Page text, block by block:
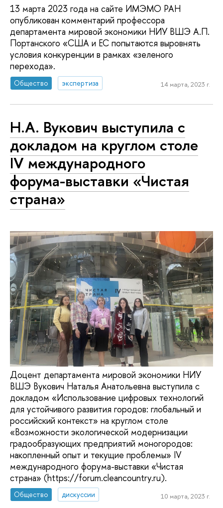
13 марта 2023 года на сайте ИМЭМО РАН
опубликован комментарий профессора
департамента мировой экономики НИУ ВШЭ А.П.
Портанского «США и ЕС попытаются выровнять
условия конкуренции в рамках «зеленого
перехода».
Общество экспертиза 14 марта, 2023 г.
Н.А. Вукович выступила с
докладом на круглом столе
IV международного
форума-выставки «Чистая
страна»
Доцент департамента мировой экономики НИУ
ВШЭ Вукович Наталья Анатольевна выступила с
докладом «Использование цифровых технологий
для устойчивого развития городов: глобальный и
российский контекст» на круглом столе
«Возможности экологической модернизации
градообразующих предприятий моногородов:
накопленный опыт и текущие проблемы» IV
международного форума-выставки «Чистая
страна» (https://forum.cleancountry.ru).
Общество дискуссии 10 марта, 2023 г.